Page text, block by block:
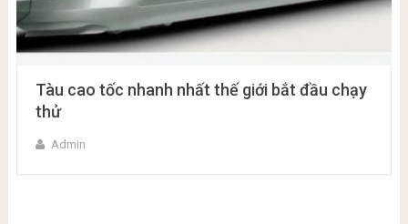
Tàu cao tốc nhanh nhất thế giới bắt đầu chạy
thử
Admin